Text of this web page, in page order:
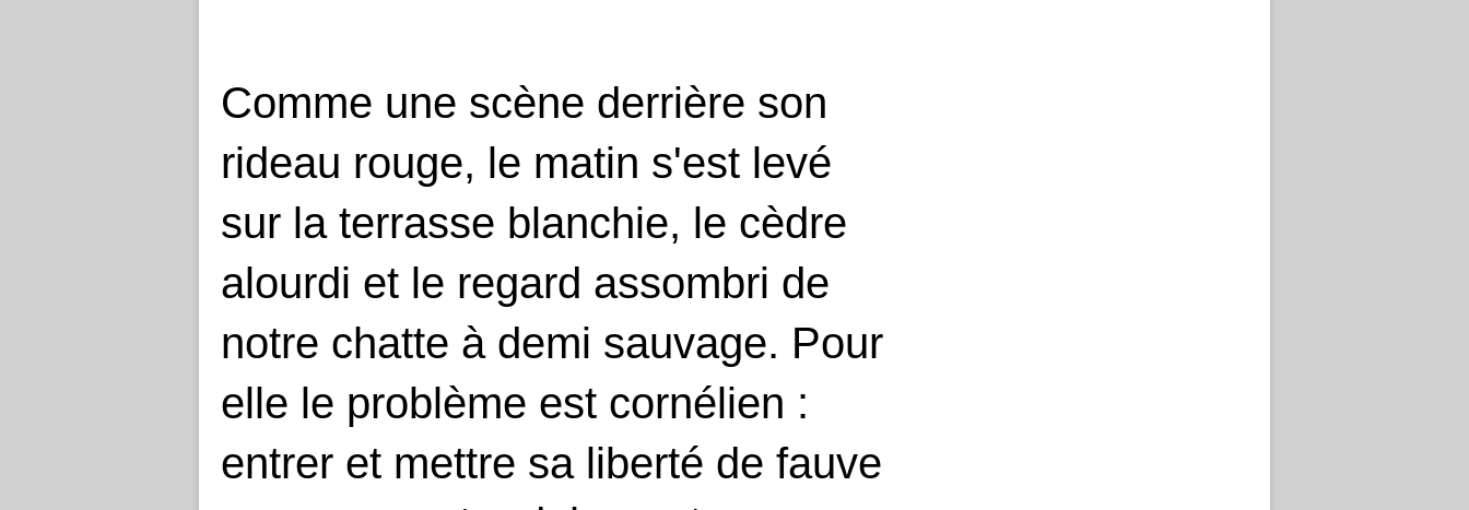
Comme une scène derrière son
rideau rouge, le matin s'est levé
sur la terrasse blanchie, le cèdre
alourdi et le regard assombri de
notre chatte à demi sauvage. Pour
elle le problème est cornélien :
entrer et mettre sa liberté de fauve